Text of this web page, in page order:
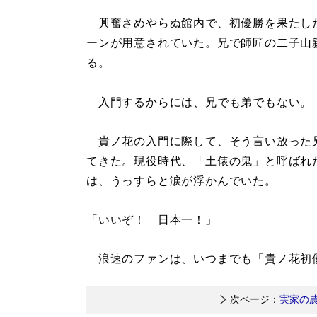
興奮さめやらぬ館内で、初優勝を果たし
ーンが用意されていた。兄で師匠の二子
る。
入門するからには、兄でも弟でもない。
貴ノ花の入門に際して、そう言い放った
てきた。現役時代、「土俵の鬼」と呼ば
は、うっすらと涙が浮かんでいた。
「いいぞ！ 日本一！」
浪速のファンは、いつまでも「貴ノ花初
次ページ： 実家の